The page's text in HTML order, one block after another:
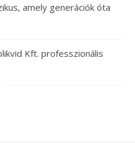
amely generációk óta
Kft. professzionális